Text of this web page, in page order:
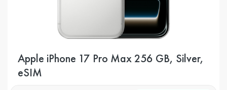
Apple iPhone 17 Pro Max 256 GB, Silver,
eSIM